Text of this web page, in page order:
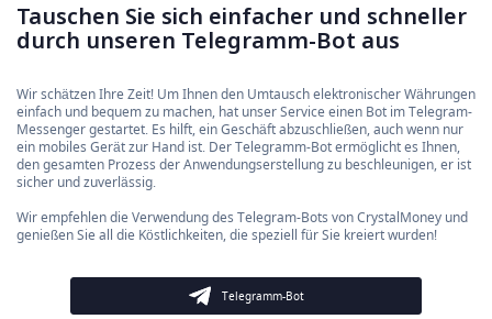
Tauschen Sie sich einfacher und schneller
durch unseren Telegramm-Bot aus
Wir schätzen Ihre Zeit! Um Ihnen den Umtausch elektronischer Währungen
einfach und bequem zu machen, hat unser Service einen Bot im Telegram-
Messenger gestartet. Es hilft, ein Geschäft abzuschließen, auch wenn nur
ein mobiles Gerät zur Hand ist. Der Telegramm-Bot ermöglicht es Ihnen,
den gesamten Prozess der Anwendungserstellung zu beschleunigen, er ist
sicher und zuverlässig.
Wir empfehlen die Verwendung des Telegram-Bots von CrystalMoney und
genießen Sie all die Köstlichkeiten, die speziell für Sie kreiert wurden!
Telegramm-Bot